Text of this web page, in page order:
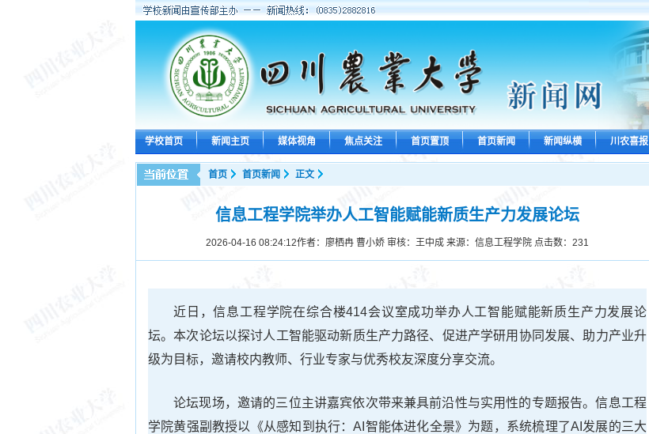
学校首页 新闻主页 媒体视角 焦点关注 首页置顶 首页新闻 新闻纵横 川农喜报
首页 首页新闻 正文
信息工程学院举办人工智能赋能新质生产力发展论坛
2026-04-16 08:24:12作者：廖栖冉 曹小娇 审核：王中成 来源：信息工程学院 点击数： 231
近日，信息工程学院在综合楼414会议室成功举办人工智能赋能新质生产力发展论
坛。本次论坛以探讨人工智能驱动新质生产力路径、促进产学研用协同发展、助力产业升
级为目标，邀请校内教师、行业专家与优秀校友深度分享交流。
论坛现场，邀请的三位主讲嘉宾依次带来兼具前沿性与实用性的专题报告。信息工程
学院黄强副教授以《从感知到执行：AI智能体进化全景》为题，系统梳理了AI发展的三大